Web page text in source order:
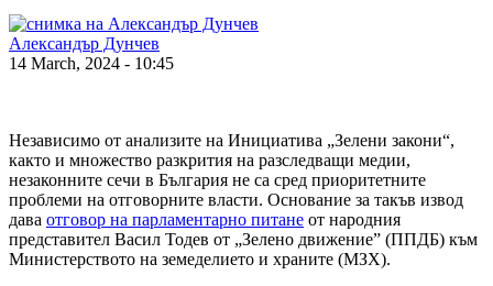
Александър Дунчев
14 March, 2024 - 10:45
Независимо от анализите на Инициатива „Зелени закони“,
както и множество разкрития на разследващи медии,
незаконните сечи в България не са сред приоритетните
проблеми на отговорните власти. Основание за такъв извод
дава отговор на парламентарно питане от народния
представител Васил Тодев от „Зелено движение” (ППДБ) към
Министерството на земеделието и храните (МЗХ).